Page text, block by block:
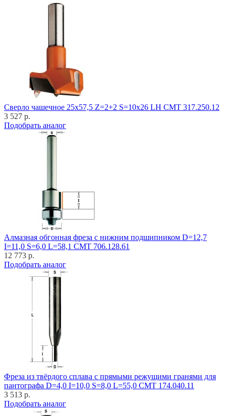
Cверло чашечное 25x57,5 Z=2+2 S=10x26 LH CMT 317.250.12
3 527 р.
Подобрать аналог
Алмазная обгонная фреза с нижним подшипником D=12,7
I=11,0 S=6,0 L=58,1 CMT 706.128.61
12 773 р.
Подобрать аналог
Фреза из твёрдого сплава с прямыми режущими гранями для
пантографа D=4,0 I=10,0 S=8,0 L=55,0 CMT 174.040.11
3 513 р.
Подобрать аналог